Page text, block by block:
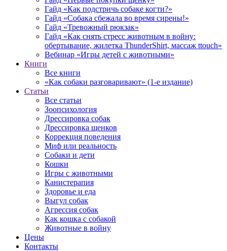
Гайд «Как подстричь собаке когти?»
Гайд «Собака сбежала во время сирены!»
Гайд «Тревожный рюкзак»
Гайд «Как снять стресс животным в войну:
обертывание, жилетка ThunderShirt, массаж ttouch»
Вебинар «Игры детей с животными»
Книги
Все книги
«Как собаки разговаривают» (1-е издание)
Статьи
Все статьи
Зоопсихология
Дрессировка собак
Дрессировка щенков
Коррекция поведения
Миф или реальность
Собаки и дети
Кошки
Игры с животными
Канистерапия
Здоровье и еда
Выгул собак
Агрессия собак
Как кошка с собакой
Животные в войну
Цены
Контакты